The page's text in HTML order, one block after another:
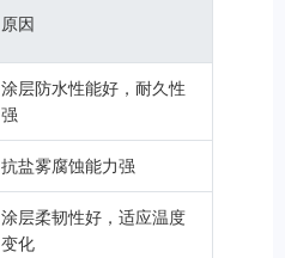
原因
涂层防水性能好，耐久性
强
抗盐雾腐蚀能力强
涂层柔韧性好，适应温度
变化